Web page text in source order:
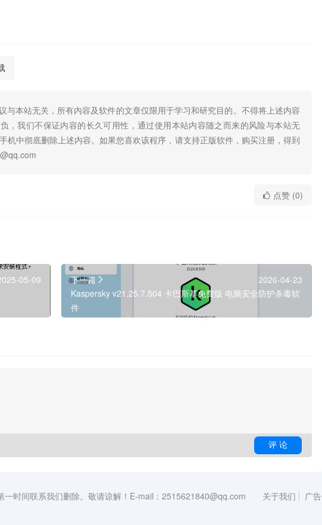
与本站无关，所有内容及软件的文章仅限用于学习和研究目的。不得将上述内容
，我们不保证内容的长久可用性，通过使用本站内容随之而来的风险与本站无
机中彻底删除上述内容。如果您喜欢该程序，请支持正版软件，购买注册，得到
点赞 (0)
05-09
下一篇
2026-04-23
Kaspersky v21.25.7.504 卡巴斯基免费版 电脑安全防护杀毒软
件
时间联系我们删除。敬请谅解！E-mail：2515621840@qq.com 关于我们 广